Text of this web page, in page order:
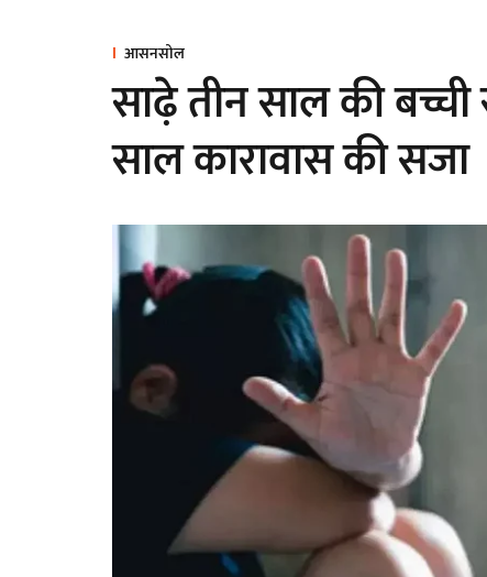
आसनसोल
साढ़े तीन साल की
साल कारावास की सजा